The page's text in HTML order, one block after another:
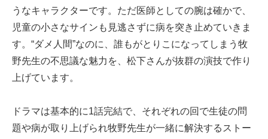
うなキャラクターです。ただ医師としての腕は確かで、
児童の小さなサインも見逃さずに病を突き止めていきま
す。“ダメ人間”なのに、誰もがとりこになってしまう牧
野先生の不思議な魅力を、松下さんが抜群の演技で作り
上げています。
ドラマは基本的に1話完結で、それぞれの回で生徒の問
題や病が取り上げられ牧野先生が一緒に解決するストー